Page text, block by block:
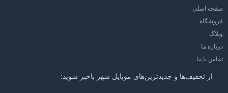
صفحه اصلی
فروشگاه
وبلاگ
درباره ما
تماس با ما
از تخفیف‌ها و جدیدترین‌های موبایل شهر باخبر شوید: